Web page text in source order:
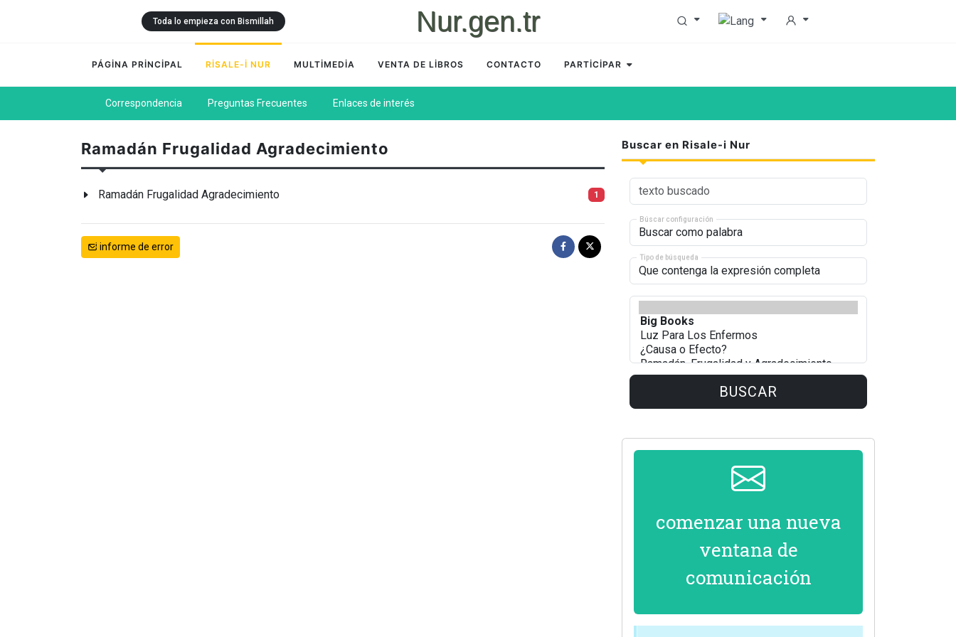
Nur.gen.tr
Toda lo empieza con Bismillah
PÁGİNA PRİNCİPAL RİSALE-İ NUR MULTİMEDİA VENTA DE LİBROS CONTACTO PARTİCİPAR
Correspondencia Preguntas Frecuentes Enlaces de interés
Ramadán Frugalidad Agradecimiento
Ramadán Frugalidad Agradecimiento 1
informe de error
Buscar en Risale-i Nur
Búscar configuración
Tipo de búsqueda
BUSCAR
comenzar una nueva
ventana de
comunicación